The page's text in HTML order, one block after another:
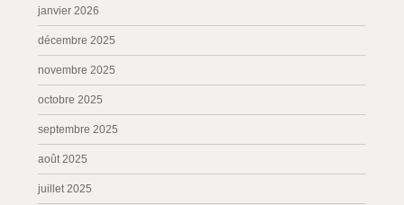
janvier 2026
décembre 2025
novembre 2025
octobre 2025
septembre 2025
août 2025
juillet 2025